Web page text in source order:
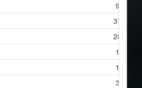
9
37
28
1
1
3